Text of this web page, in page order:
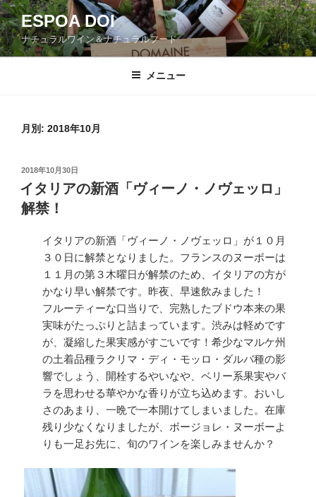
コ
ン
テ
ン
ESPOA DOI
ナチュラルワイン＆ナチュラルフード
メニュー
月別: 2018年10月
投
稿
日:
2018年10月30日
イタリアの新酒「ヴィーノ・ノヴェッロ」
解禁！
イタリアの新酒「ヴィーノ・ノヴェッロ」が１０月
３０日に解禁となりました。フランスのヌーボーは
１１月の第３木曜日が解禁のため、イタリアの方が
かなり早い解禁です。昨夜、早速飲みました！
フルーティーな口当りで、完熟したブドウ本来の果
実味がたっぷりと詰まっています。渋みは軽めです
が、凝縮した果実感がすごいです！希少なマルケ州
の土着品種ラクリマ・ディ・モッロ・ダルバ種の影
響でしょう、開栓するやいなや、ベリー系果実やバ
ラを思わせる華やかな香りが立ち込めます。おいし
さのあまり、一晩で一本開けてしまいました。在庫
残り少なくなりましたが、ボージョレ・ヌーボーよ
りも一足お先に、旬のワインを楽しみませんか？